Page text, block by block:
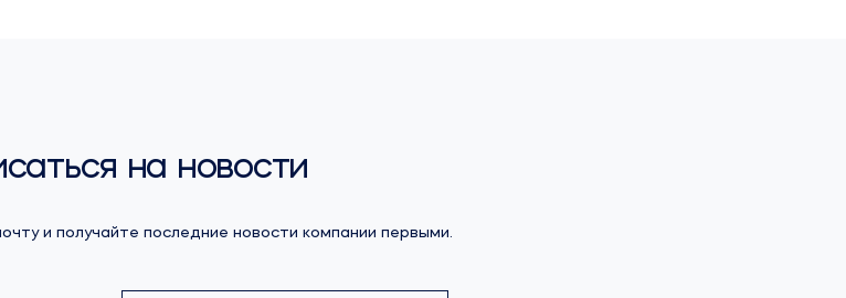
на новости
и получайте последние новости компании первыми.